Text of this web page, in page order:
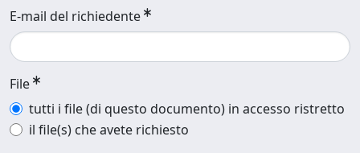
E-mail del richiedente
File
tutti i file (di questo documento) in accesso ristretto
il file(s) che avete richiesto